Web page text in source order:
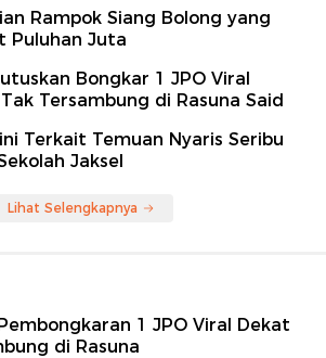
Rampok Siang Bolong yang
Puluhan Juta
Bongkar 1 JPO Viral
Tersambung di Rasuna Said
Terkait Temuan Nyaris Seribu
Jaksel
Lihat Selengkapnya
1 JPO Viral Dekat
di Rasuna